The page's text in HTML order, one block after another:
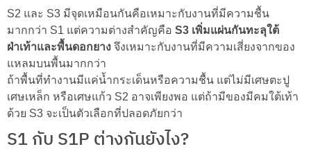
S2 และ S3 มีจุดเหมือนกันคือเหมาะกับงานที่มีความชื้น
มากกว่า S1 แต่ความต่างสำคัญคือ S3 เพิ่มแผ่นกันทะลุใต้
ฝ่าเท้าและพื้นดอกยาง จึงเหมาะกับงานที่มีความเสี่ยงจากของ
แหลมบนพื้นมากกว่า
ถ้าพื้นที่ทำงานมีแค่น้ำกระเด็นหรือความชื้น แต่ไม่มีเศษตะปู
เศษเหล็ก หรือเศษแก้ว S2 อาจเพียงพอ แต่ถ้ามีของมีคมใต้เท้า
ด้วย S3 จะเป็นตัวเลือกที่ปลอดภัยกว่า
S1 กับ S1P ต่างกันยังไง?